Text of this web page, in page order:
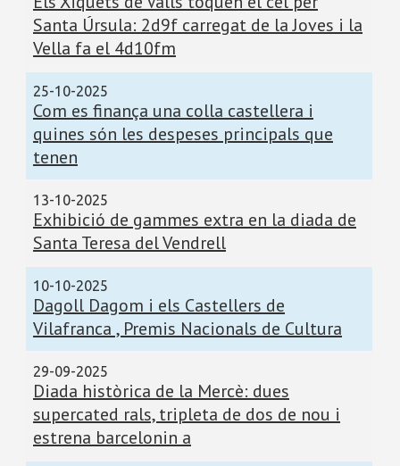
Santa Úrsula: 2d9f carregat de la Joves i la
Vella fa el 4d10fm
25-10-2025
Com es finança una colla castellera i
quines són les despeses principals que
tenen
13-10-2025
Exhibició de gammes extra en la diada de
Santa Teresa del Vendrell
10-10-2025
Dagoll Dagom i els Castellers de
Vilafranca , Premis Nacionals de Cultura
29-09-2025
Diada històrica de la Mercè: dues
supercated rals, tripleta de dos de nou i
estrena barcelonin a